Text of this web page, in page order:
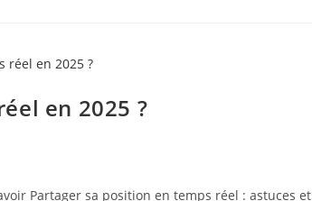
en 2025 ?
Partager sa position en temps réel : astuces